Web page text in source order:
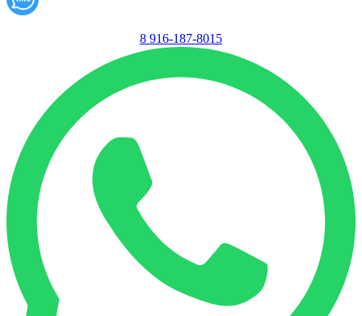
8 916-187-8015